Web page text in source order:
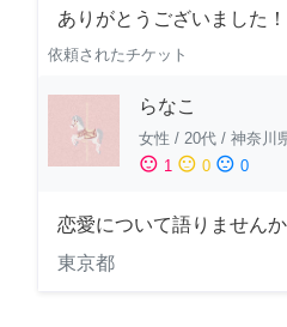
ありがとうございました！
依頼されたチケット
らなこ
女性 / 20代 / 神奈川
sentiment_satisfied 1 sentiment_neutral 0 sentiment_dissatisfied 0
恋愛について語りません
東京都